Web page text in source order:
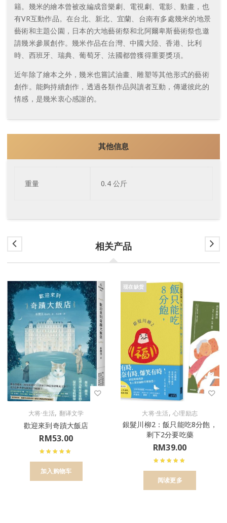
籍。幾米的繪本曾被改編成音樂劇、電視劇、電影、動畫，也
有VR互動作品。在台北、新北、宜蘭、台南有多處幾米的地景
藝術和主題公園，日本的大地藝術祭和北阿爾卑斯藝術祭也邀
請幾米參展創作。幾米作品在台灣、中國大陸、香港、比利
時、西班牙、瑞典、葡萄牙、法國都曾獲得重要獎項。
近年除了繪本之外，幾米也嘗試油畫、雕塑等其他形式的藝術
創作。能夠持續創作，透過各類作品與讀者互動，傳遞彼此的
情感，是幾米衷心感謝的。
其他信息
重量 0.4 公斤
相关产品
大将·生活, 翻译文学
歡迎來到奇蹟大飯店
RM53.00
加入购物车
现在缺货
大将·生活,心理励志
銀髮川柳2：飯只能吃8分飽，
剩下2分要吃藥
RM39.00
阅读更多